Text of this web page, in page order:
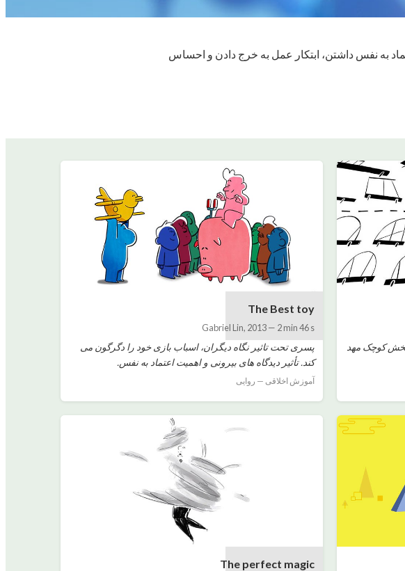
به نفس داشتن، ابتکار عمل به خرج دادن و احساس
بخش کوچک مهد
The Best toy
Gabriel Lin, 2013— 2 min 46 s
پسری تحت تاثیر نگاه دیگران، اسباب بازی خود را دگرگون می
کند. تأثیر دیدگاه های بیرونی و اهمیت اعتماد به نفس.
آموزش اخلاقی — روایی
The perfect magic